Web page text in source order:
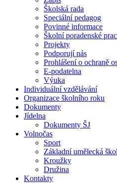
Školská rada
Speciální pedagog
Povinné informace
Školní poradenské
Projekty
Podporují nás
Prohlášení o ochraně
E-podatelna
Výuka
Individuální vzdělávání
Organizace školního roku
Dokumenty
Jídelna
Dokumenty ŠJ
Volnočas
Sport
Základní umělecká
Kroužky
Družina
Kontakty